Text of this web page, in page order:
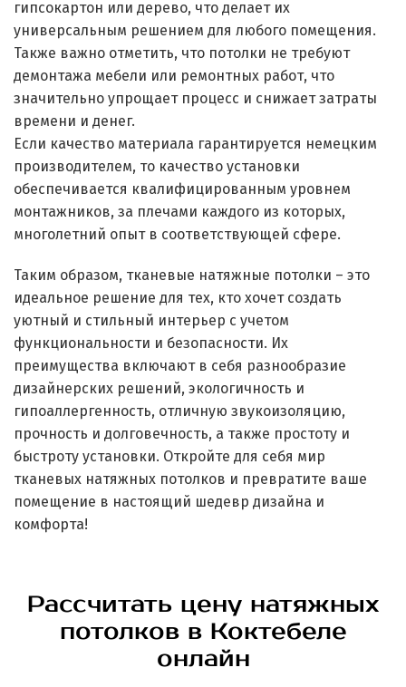
гипсокартон или дерево, что делает их
универсальным решением для любого помещения.
Также важно отметить, что потолки не требуют
демонтажа мебели или ремонтных работ, что
значительно упрощает процесс и снижает затраты
времени и денег.
Если качество материала гарантируется немецким
производителем, то качество установки
обеспечивается квалифицированным уровнем
монтажников, за плечами каждого из которых,
многолетний опыт в соответствующей сфере.
Таким образом, тканевые натяжные потолки – это
идеальное решение для тех, кто хочет создать
уютный и стильный интерьер с учетом
функциональности и безопасности. Их
преимущества включают в себя разнообразие
дизайнерских решений, экологичность и
гипоаллергенность, отличную звукоизоляцию,
прочность и долговечность, а также простоту и
быстроту установки. Откройте для себя мир
тканевых натяжных потолков и превратите ваше
помещение в настоящий шедевр дизайна и
комфорта!
Рассчитать цену натяжных
потолков в Коктебеле
онлайн